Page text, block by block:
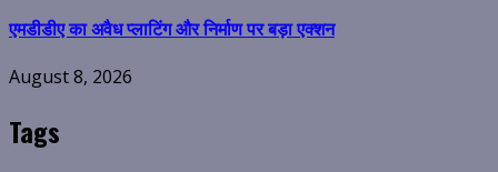
एमडीडीए का अवैध प्लाटिंग और निर्माण पर बड़ा एक्शन
August 8, 2026
Tags